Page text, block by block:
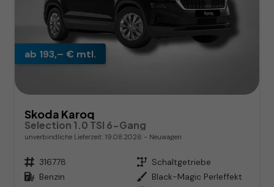
ab 193,– € mtl.
Skoda Karoq
Selection 1.0 TSI 6-Gang
unverbindliche Lieferzeit: 19.08.2026 Neuwagen
Fahrzeugnr. 316778 Getriebe Schaltgetriebe
Kraftstoff Benzin Außenfarbe Black-Magic Perleffekt